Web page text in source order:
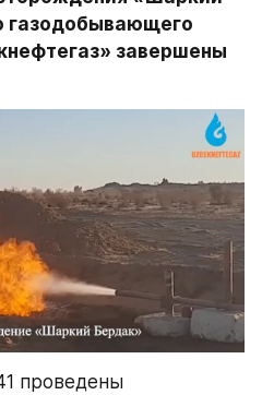
газодобывающего
завершены
проведены